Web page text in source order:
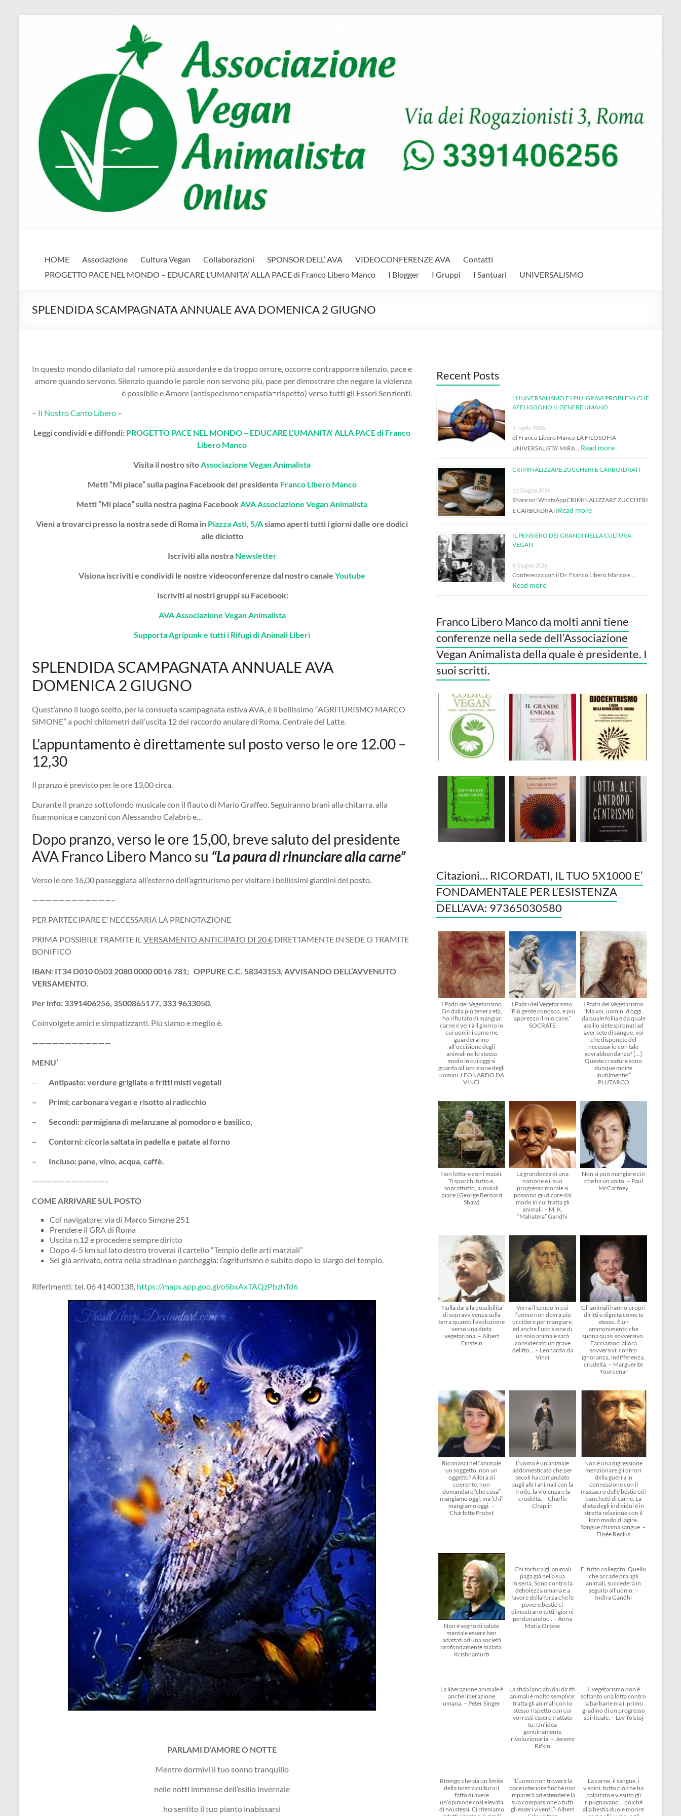
AVA
HOME
Associazione Cultura Vegan Collaborazioni SPONSOR DELL’ AVA VIDEOCONFERENZE AVA
Contatti
PROGETTO PACE NEL MONDO – EDUCARE L’UMANITA’ ALLA PACE di Franco Libero Manco
I Blogger I Gruppi I Santuari UNIVERSALISMO
SPLENDIDA SCAMPAGNATA ANNUALE AVA DOMENICA 2 GIUGNO
In questo mondo dilaniato dal rumore più assordante e da troppo orrore, occorre contrapporre silenzio, pace e
amore quando servono. Silenzio quando le parole non servono più, pace per dimostrare che negare la violenza
è possibile e Amore (antispecismo=empatia=rispetto) verso tutti gli Esseri Senzienti.
– Il Nostro Canto Libero –
Leggi condividi e diffondi: PROGETTO PACE NEL MONDO – EDUCARE L’UMANITA’ ALLA PACE di Franco
Libero Manco
Visita il nostro sitoAssociazione Vegan Animalista
Metti “Mi piace” sulla pagina Facebook del presidente Franco Libero Manco
Metti “Mi piace” sulla nostra pagina Facebook AVA Associazione Vegan Animalista
Vieni a trovarci presso la nostra sede di Roma in Piazza Asti, 5/Asiamo aperti tutti i giorni dalle ore dodici
alle diciotto
Iscriviti alla nostraNewsletter
Visiona iscriviti e condividi le nostre videoconferenze dal nostro canale Youtube
Iscriviti ai nostri gruppi su Facebook:
AVA Associazione Vegan Animalista
Supporta Agripunk e tutti i Rifugi di Animali Liberi
SPLENDIDA SCAMPAGNATA ANNUALE AVA
DOMENICA 2 GIUGNO
Quest’anno il luogo scelto, per la consueta scampagnata estiva AVA, è il bellissimo “AGRITURISMO MARCO
SIMONE” a pochi chilometri dall’uscita 12 del raccordo anulare di Roma, Centrale del Latte.
L’appuntamento è direttamente sul posto verso le ore 12.00 –
12,30
Il pranzo è previsto per le ore 13,00 circa.
Durante il pranzo sottofondo musicale con il flauto di Mario Graffeo. Seguiranno brani alla chitarra, alla
fisarmonica e canzoni con Alessandro Calabrò e…
Dopo pranzo, verso le ore 15,00, breve saluto del presidente
AVA Franco Libero Manco su “La paura di rinunciare alla carne”
Verso le ore 16,00 passeggiata all’esterno dell’agriturismo per visitare i bellissimi giardini del posto.
————————————–
PER PARTECIPARE E’ NECESSARIA LA PRENOTAZIONE
PRIMA POSSIBILE TRAMITE ILVERSAMENTO ANTICIPATO DI 20 € DIRETTAMENTE IN SEDE O TRAMITE
BONIFICO
IBAN: IT34 D010 0503 2080 0000 0016 781; OPPURE C.C. 58343153, AVVISANDO DELL’AVVENUTO
VERSAMENTO.
Per info: 3391406256, 3500865177, 333 9633050.
Coinvolgete amici e simpatizzanti. Più siamo e meglio è.
————————————
MENU’
– Antipasto: verdure grigliate e fritti misti vegetali
– Primi; carbonara vegan e risotto al radicchio
– Secondi: parmigiana di melanzane al pomodoro e basilico,
– Contorni: cicoria saltata in padella e patate al forno
– Incluso: pane, vino, acqua, caffè.
———————————–
COME ARRIVARE SUL POSTO
Col navigatore: via di Marco Simone 251
Prendere il GRA di Roma
Uscita n.12 e procedere sempre diritto
Dopo 4-5 km sul lato destro troverai il cartello “Tempio delle arti marziali”
Sei già arrivato, entra nella stradina e parcheggia: l’agriturismo è subito dopo lo slargo del tempio.
Riferimenti: tel. 06 41400138, https://maps.app.goo.gl/oSbxAxTAQzPbzhTd6
PARLAMI D’AMORE O NOTTE
Mentre dormivi il tuo sonno tranquillo
nelle notti immense dell’esilio invernale
ho sentito il tuo pianto inabissarsi
Recent Posts
L’UNIVERSALISMO E I PIU’ GRAVI PROBLEMI CHE
AFFLIGGONO IL GENERE UMANO
2 Luglio 2026
di Franco Libero Manco LA FILOSOFIA
UNIVERSALISTA’ MIRA … Read more
CRIMINALIZZARE ZUCCHERI E CARBOIDRATI
11 Giugno 2026
Share on: WhatsAppCRIMINALIZZARE ZUCCHERI
E CARBOIDRATIRead more
IL PENSIERO DEI GRANDI NELLA CULTURA
VEGAN
8 Giugno 2026
Conferenza con il Dr. Franco Libero Manco e …
Read more
Franco Libero Manco da molti anni tiene
conferenze nella sede dell’Associazione
Vegan Animalista della quale è presidente. I
suoi scritti.
Citazioni… RICORDATI, IL TUO 5X1000 E’
FONDAMENTALE PER L’ESISTENZA
DELL’AVA: 97365030580
I Padri del Vegetarismo
Fin dalla più tenera età,
ho rifiutato di mangiar
carne e verrà il giorno in
cui uomini come me
guarderanno
all’uccisione degli
animali nello stesso
modo in cui oggi si
guarda all’uccisione degli
uomini. LEONARDO DA
VINCI
I Padri del Vegetarismo.
“Più gente conosco, e più
apprezzo il mio cane.”
SOCRATE
I Padri del Vegetarismo
“Ma voi, uomini d’oggi,
da quale follia e da quale
assillo siete spronati ad
aver sete di sangue, voi
che disponete del
necessario con tale
sovrabbondanza? […]
Queste creature sono
dunque morte
inutilmente!”
PLUTARCO
Non lottare con i maiali.
Ti sporchi tutto e,
soprattutto, ai maiali
piace.(George Bernard
Shaw)
La grandezza di una
nazione e il suo
progresso morale si
possono giudicare dal
modo in cui tratta gli
animali. – M. K.
“Mahatma” Gandhi
Non si può mangiare ciò
che ha un volto. – Paul
McCartney
Nulla darà la possibilità
di sopravvivenza sulla
terra quanto l’evoluzione
verso una dieta
vegetariana. – Albert
Einstein
Verrà il tempo in cui
l’uomo non dovrà più
uccidere per mangiare,
ed anche l’uccisione di
un solo animale sarà
considerato un grave
delitto… – Leonardo da
Vinci
Gli animali hanno propri
diritti e dignità come te
stesso. È un
ammonimento che
suona quasi sovversivo.
Facciamoci allora
sovversivi: contro
ignoranza, indifferenza,
crudeltà. – Marguerite
Yourcenar
Riconosci nell’animale
un soggetto, non un
oggetto? Allora sii
coerente, non
domandare “che cosa”
mangiamo oggi, ma “chi”
mangiamo oggi. –
Charlotte Probst
L’uomo è un animale
addomesticato che per
secoli ha comandato
sugli altri animali con la
frode, la violenza e la
crudeltà. – Charlie
Chaplin
Non è una digressione
menzionare gli orrori
della guerra in
connessione con il
massacro delle bestie ed i
banchetti di carne. La
dieta degli individui è in
stretta relazione con il
loro modo di agire.
Sangue chiama sangue. –
Elisée Reclus
Non è segno di salute
mentale essere ben
adattati ad una società
profondamente malata.
Krishnamurti
Chi tortura gli animali
paga già nella sua
miseria. Sono contro la
debolezza umana e a
favore della forza che le
povere bestie ci
dimostrano tutti i giorni
perdonandoci. – Anna
Maria Ortese
E’ tutto collegato. Quello
che accade ora agli
animali, succederà in
seguito all’uomo. –
Indira Gandhi
La liberazione animale è
anche liberazione
umana. – Peter Singer
La sfida lanciata dai diritti
animali è molto semplice:
tratta gli animali con lo
stesso rispetto con cui
vorresti essere trattato
tu. Un’idea
genuinamente
rivoluzionaria. – Jeremy
Rifkin
Il vegetarismo non è
soltanto una lotta contro
la barbarie ma il primo
gradino di un progresso
spirituale. – Lev Tolstoj
Ritengo che sia un limite
della nostra cultura il
fatto di avere
un’opinione così elevata
di noi stessi. Ci riteniamo
“L’uomo non troverà la
pace interiore finché non
imparerà ad estendere la
sua compassione a tutti
gli esseri viventi.”- Albert
La carne, il sangue, i
visceri, tutto ciò che ha
palpitato e vissuto gli
ripugnavano… poiché
alla bestia duole morire